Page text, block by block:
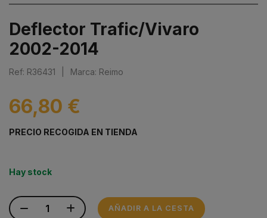
Deflector Trafic/Vivaro
2002-2014
Ref: R36431 Marca: Reimo
66,80 €
PRECIO RECOGIDA EN TIENDA
Hay stock
AÑADIR A LA CESTA